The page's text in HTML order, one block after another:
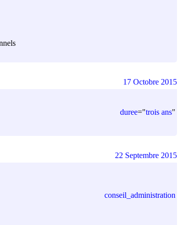
duree="trois ans"
17 Octobre 2015
conseil_administration
22 Septembre 2015